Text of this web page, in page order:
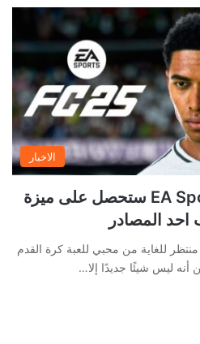
الاخبار
لعبة EA Sports FC 25 ستحصل على ميزة
المصادر
لعبة EA Sports FC 25 منتظر للغاية من محبي للعبة كرة القدم
أنه ليس شيئًا جديدًا إلا…